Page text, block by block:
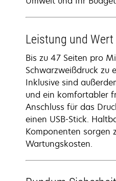
Leistung und Wert
Bis zu 47 Seiten pro
Schwarzweißdruck zu
Inklusive sind
und ein komfortabler
Anschluss für das
einen USB-Stick.
Komponenten sorgen
Wartungskosten.